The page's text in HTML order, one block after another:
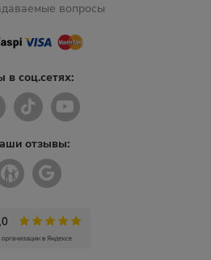
вопросы
в соц.сетях:
отзывы: